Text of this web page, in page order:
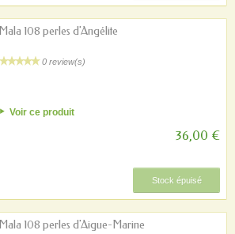
Mala 108 perles d'Angélite
0 review(s)
Voir ce produit
36,00 €
Stock épuisé
Mala 108 perles d'Aigue-Marine